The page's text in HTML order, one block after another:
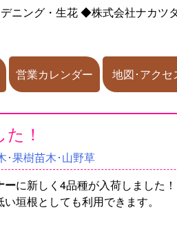
ニング・生花◆株式会社ナカツ
営業カレンダー 地図･アクセ
！
･果樹苗木･山野草
ーに新しく4品種が入荷しました！
垣根としても利用できます。